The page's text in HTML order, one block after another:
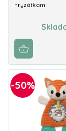
hryzátkami
-50%